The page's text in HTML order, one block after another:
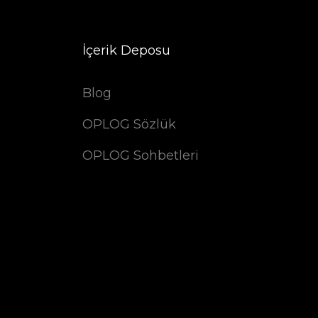
İçerik Deposu
Blog
OPLOG Sözlük
OPLOG Sohbetleri